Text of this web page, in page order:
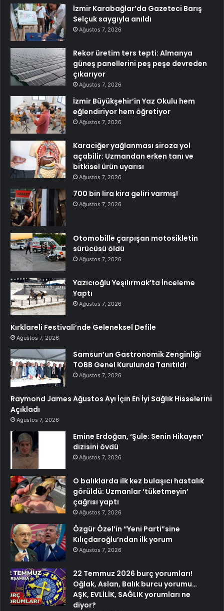
İzmir Karabağlar’da Gazeteci Barış
Selçuk saygıyla anıldı
Ağustos 7, 2026
Rekor üretim ters tepti: Almanya
güneş panellerini peş peşe devreden
çıkarıyor
Ağustos 7, 2026
İzmir Büyükşehir’in Yaz Okulu hem
eğlendiriyor hem öğretiyor
Ağustos 7, 2026
Karaciğer yağlanması siroza yol
açabilir: Uzmandan erken tanı ve
bitkisel ürün uyarısı
Ağustos 7, 2026
700 bin lira kira geliri varmış!
Ağustos 7, 2026
Otomobille çarpışan motosikletin
sürücüsü öldü
Ağustos 7, 2026
Yazıcıoğlu Yeşilırmak’ta İnceleme
Yaptı
Ağustos 7, 2026
Kırklareli Festivali’nde Geleneksel Defile
Ağustos 7, 2026
Samsun’un Gastronomik Zenginliği
TOBB Genel Kurulunda Tanıtıldı
Ağustos 7, 2026
Raymond James Ağustos Ayı İçin En İyi Sağlık Hisselerini
Açıkladı
Ağustos 7, 2026
Emine Erdoğan, ‘Şule: Senin Hikayen’
dizisini övdü
Ağustos 7, 2026
O balıklarda ilk kez bulaşıcı hastalık
görüldü: Uzmanlar ‘tüketmeyin’
çağrısı yaptı
Ağustos 7, 2026
Özgür Özel’in “Yeni Parti”sine
Kılıçdaroğlu’ndan ilk yorum
Ağustos 7, 2026
22 Temmuz 2026 burç yorumları!
Oğlak, Aslan, Balık burcu yorumu…
AŞK, EVLİLİK, SAĞLIK yorumları ne
diyor?